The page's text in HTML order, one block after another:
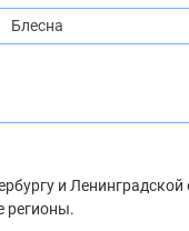
Блесна
и
регионы.